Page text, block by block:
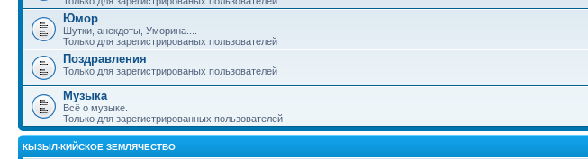
Юмор
Шутки, анекдоты, Уморина....
Только для зарегистрированых пользователей
Поздравления
Только для зарегистрированых пользователей
Музыка
Всё о музыке.
Только для зарегистрированных пользователей
КЫЗЫЛ-КИЙСКОЕ ЗЕМЛЯЧЕСТВО